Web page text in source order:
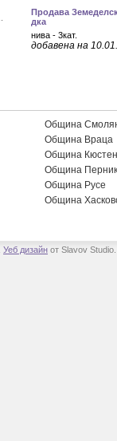
Продава
дка
нива - 3кат.
добавена на
Община
Община Враца
Община
Община Перник
Община Русе
Община
Уеб дизайн от Slavov Studio.